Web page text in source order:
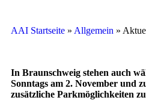
AAI Startseite » Allgemein »
In Braunschweig stehen auch
Sonntags am 2. November und
zusätzliche Parkmöglichkeiten